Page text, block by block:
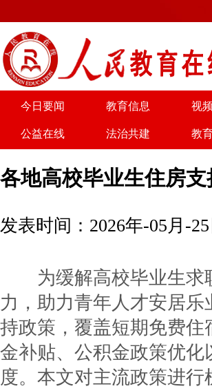
今日要闻 教育信息 视
公益在线 法治共建 教
各地高校毕业生住房
发表时间：2026年-05月-25
为缓解高校毕业生求
力，助力青年人才安居
持政策，覆盖短期免费
金补贴、公积金政策优
度。本文对主流政策进